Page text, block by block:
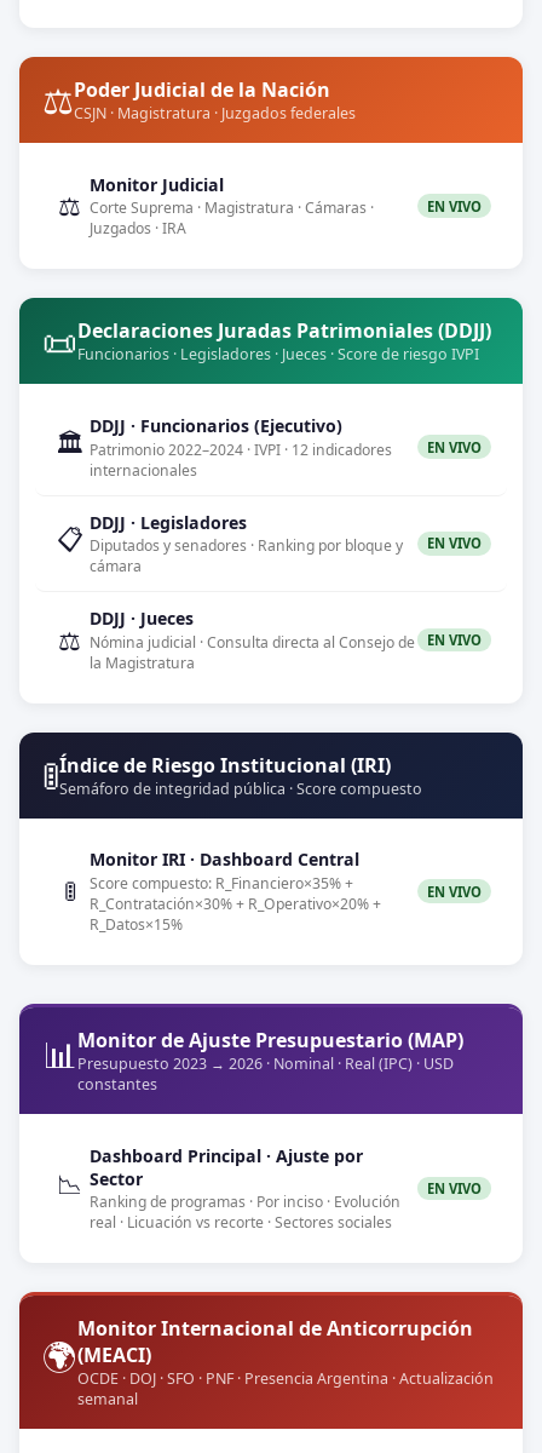
⚖️Poder Judicial de la Nación
CSJN · Magistratura · Juzgados federales
⚖️
Monitor Judicial
Corte Suprema · Magistratura · Cámaras ·
Juzgados · IRA
EN VIVO
📜Declaraciones Juradas Patrimoniales (DDJJ)
Funcionarios · Legisladores · Jueces · Score de riesgo IVPI
🏛️
DDJJ · Funcionarios (Ejecutivo)
Patrimonio 2022–2024 · IVPI · 12 indicadores
internacionales
EN VIVO
📋
DDJJ · Legisladores
Diputados y senadores · Ranking por bloque y
cámara
EN VIVO
⚖️
DDJJ · Jueces
Nómina judicial · Consulta directa al Consejo de
la Magistratura
EN VIVO
🚦Índice de Riesgo Institucional (IRI)
Semáforo de integridad pública · Score compuesto
🚦
Monitor IRI · Dashboard Central
Score compuesto: R_Financiero×35% +
R_Contratación×30% + R_Operativo×20% +
R_Datos×15%
EN VIVO
📊Monitor de Ajuste Presupuestario (MAP)
Presupuesto 2023 → 2026 · Nominal · Real (IPC) · USD
constantes
📉
Dashboard Principal · Ajuste por
Sector
Ranking de programas · Por inciso · Evolución
real · Licuación vs recorte · Sectores sociales
EN VIVO
🌍
Monitor Internacional de Anticorrupción
(MEACI)
OCDE · DOJ · SFO · PNF · Presencia Argentina · Actualización
semanal